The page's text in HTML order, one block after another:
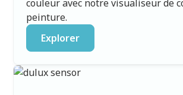
couleur avec notre visualiseur de
peinture.
Explorer